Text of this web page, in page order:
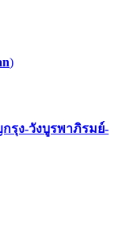
)
รุง-วังบูรพาภิรมย์-